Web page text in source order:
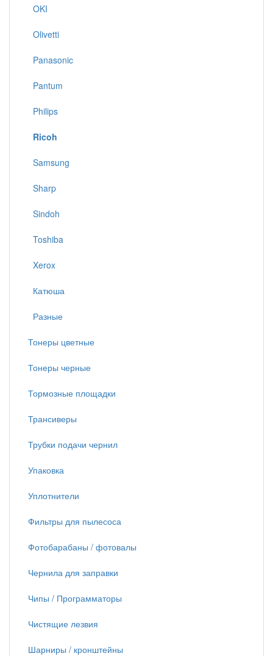
OKI
Olivetti
Panasonic
Pantum
Philips
Ricoh
Samsung
Sharp
Sindoh
Toshiba
Xerox
Катюша
Разные
Тонеры цветные
Тонеры черные
Тормозные площадки
Трансиверы
Трубки подачи чернил
Упаковка
Уплотнители
Фильтры для пылесоса
Фотобарабаны / фотовалы
Чернила для заправки
Чипы / Программаторы
Чистящие лезвия
Шарниры / кронштейны